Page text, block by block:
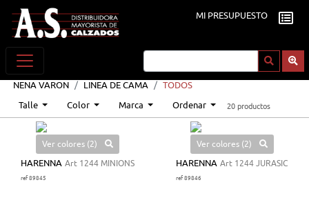
MI PRESUPUESTO
NENA VARON LINEA DE CAMA
TODOS
Talle
Color Marca Ordenar 20 productos
Ver colores (2)
HARENNA Art 1244 MINIONS
ref 89845
Ver colores (2)
HARENNA Art 1244 JURASIC
ref 89846